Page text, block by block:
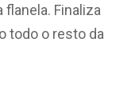
Finaliza
todo o resto da